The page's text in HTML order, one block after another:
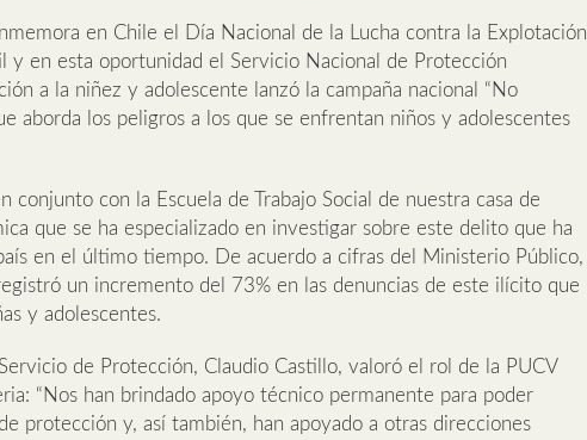
en Chile el Día Nacional de la Lucha contra la Explotación
y en esta oportunidad el Servicio Nacional de Protección
a la niñez y adolescente lanzó la campaña nacional “No
aborda los peligros a los que se enfrentan niños y adolescentes
conjunto con la Escuela de Trabajo Social de nuestra casa de
que se ha especializado en investigar sobre este delito que ha
en el último tiempo. De acuerdo a cifras del Ministerio Público,
un incremento del 73% en las denuncias de este ilícito que
y adolescentes.
de Protección, Claudio Castillo, valoró el rol de la PUCV
“Nos han brindado apoyo técnico permanente para poder
protección y, así también, han apoyado a otras direcciones